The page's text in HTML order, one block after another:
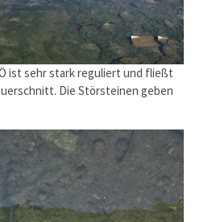
ist sehr stark reguliert und fließt
Die Störsteinen geben